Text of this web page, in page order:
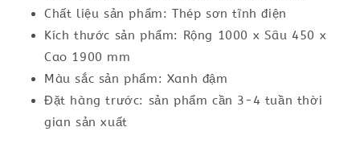
Chất liệu sản phẩm: Thép sơn tĩnh điện
Kích thước sản phẩm: Rộng 1000 x Sâu 450 x
Cao 1900 mm
Màu sắc sản phẩm: Xanh đậm
Đặt hàng trước: sản phẩm cần 3-4 tuần thời
gian sản xuất